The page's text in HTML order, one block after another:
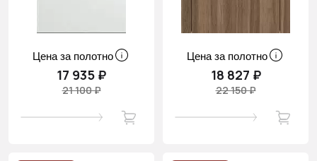
Цена за полотно
17 935 ₽
21 100 ₽
Цена за полотно
18 827 ₽
22 150 ₽